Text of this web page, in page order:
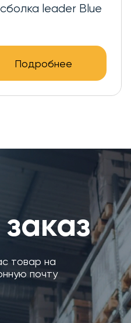
leader Blue
Подробнее
товар на
почту